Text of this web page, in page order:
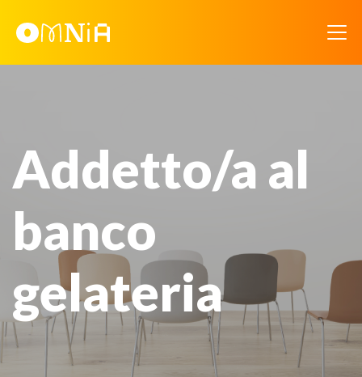
Addetto/a al
banco
gelateria